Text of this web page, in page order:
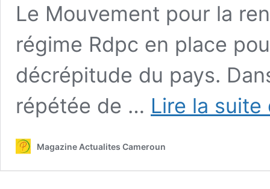
Le Mouvement pour la
régime Rdpc en place
décrépitude du pays.
répétée de … Lire la suite
Magazine Actualites Cameroun